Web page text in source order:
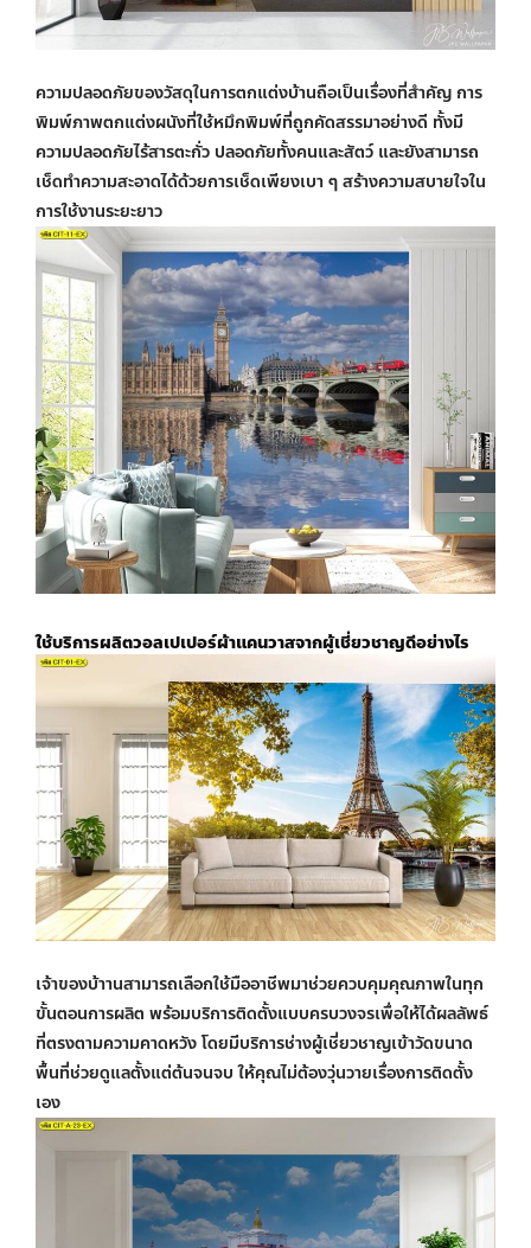
ความปลอดภัยของวัสดุในการตกแต่งบ้านถือเป็นเรื่องที่สำคัญ การ
พิมพ์ภาพตกแต่งผนังที่ใช้หมึกพิมพ์ที่ถูกคัดสรรมาอย่างดี ทั้งมี
ความปลอดภัยไร้สารตะกั่ว ปลอดภัยทั้งคนและสัตว์ และยังสามารถ
เช็ดทำความสะอาดได้ด้วยการเช็ดเพียงเบา ๆ สร้างความสบายใจใน
การใช้งานระยะยาว
ใช้บริการผลิตวอลเปเปอร์ผ้าแคนวาสจากผู้เชี่ยวชาญดีอย่างไร
เจ้าของบ้าานสามารถเลือกใช้มืออาชีพมาช่วยควบคุมคุณภาพในทุก
ขั้นตอนการผลิต พร้อมบริการติดตั้งแบบครบวงจรเพื่อให้ได้ผลลัพธ์
ที่ตรงตามความคาดหวัง โดยมีบริการช่างผู้เชี่ยวชาญเข้าวัดขนาด
พื้นที่ช่วยดูแลตั้งแต่ต้นจนจบ ให้คุณไม่ต้องวุ่นวายเรื่องการติดตั้ง
เอง